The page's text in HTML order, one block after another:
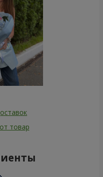
12 799 грн
Заказать